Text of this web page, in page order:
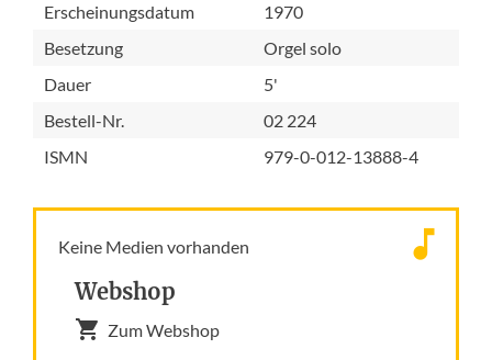
Erscheinungsdatum
1970
Besetzung
Orgel solo
Dauer
5'
Bestell-Nr.
02 224
ISMN
979-0-012-13888-4
Keine Medien vorhanden
Webshop
Zum Webshop